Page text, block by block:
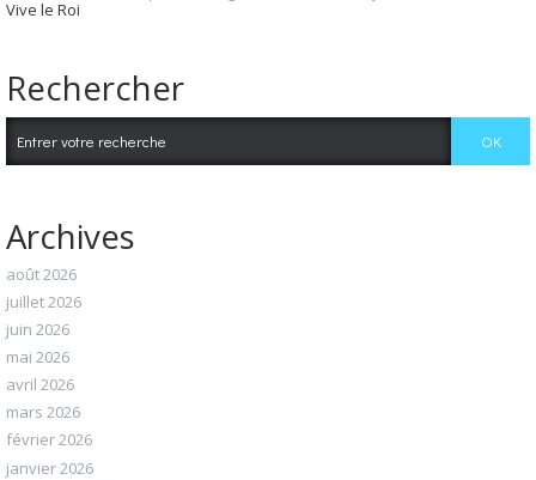
Vive le Roi
Rechercher
Archives
août 2026
juillet 2026
juin 2026
mai 2026
avril 2026
mars 2026
février 2026
janvier 2026